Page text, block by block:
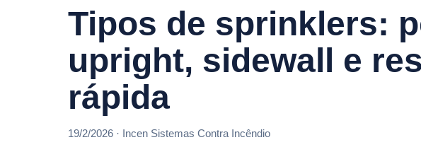
Tipos de sprinklers:
upright, sidewall e
rápida
19/2/2026 · Incen Sistemas Contra Incêndio